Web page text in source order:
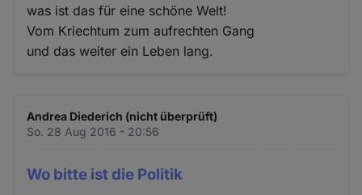
was ist das für eine schöne Welt!
Vom Kriechtum zum aufrechten Gang
und das weiter ein Leben lang.
Andrea Diederich (nicht überprüft)
So. 28 Aug 2016 - 20:56
Wo bitte ist die Politik